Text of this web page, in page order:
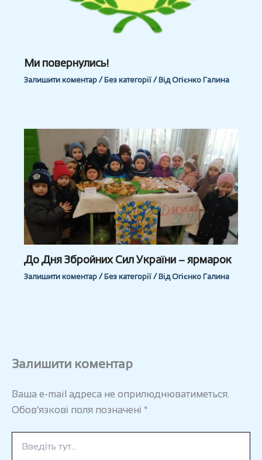
Ми повернулись!
Залишити коментар /Без категорії / ВідОгієнко Галина
До Дня Збройних Сил України – ярмарок
Залишити коментар /Без категорії / ВідОгієнко Галина
Залишити коментар
Ваша e-mail адреса не оприлюднюватиметься.
Обов’язкові поля позначені *
тут...